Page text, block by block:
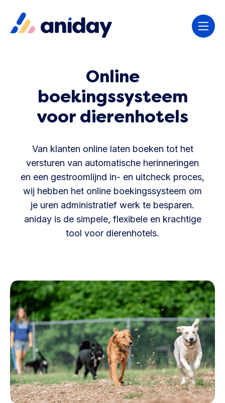
Online
boekingssysteem
voor dierenhotels
Van klanten online laten boeken tot het
versturen van automatische herinneringen
en een gestroomlijnd in- en uitcheck proces,
wij hebben het online boekingssysteem om
je uren administratief werk te besparen.
aniday is de simpele, flexibele en krachtige
tool voor dierenhotels.